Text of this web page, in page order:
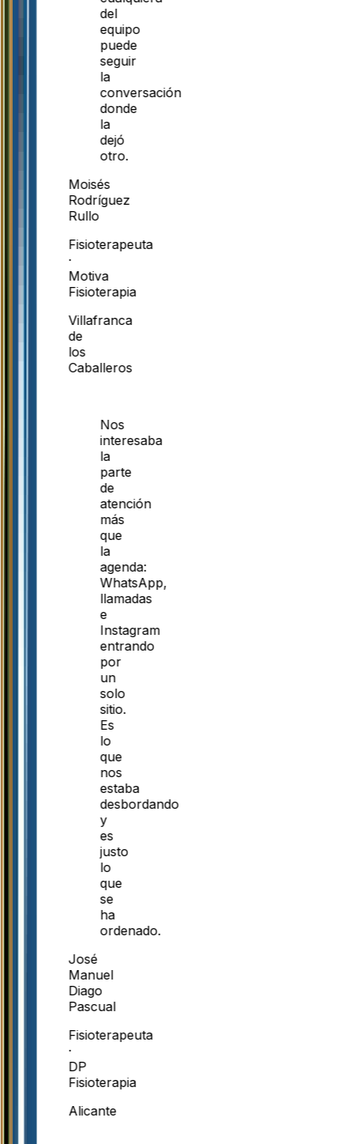
del
equipo
puede
seguir
la
conversación
donde
la
dejó
otro.
Moisés
Rodríguez
Rullo
Fisioterapeuta
·
Motiva
Fisioterapia
Villafranca
de
los
Caballeros
Nos
interesaba
la
parte
de
atención
más
que
la
agenda:
WhatsApp,
llamadas
e
Instagram
entrando
por
un
solo
sitio.
Es
lo
que
nos
estaba
desbordando
y
es
justo
lo
que
se
ha
ordenado.
José
Manuel
Diago
Pascual
Fisioterapeuta
·
DP
Fisioterapia
Alicante